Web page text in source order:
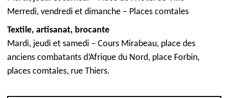
Merredi, vendredi et dimanche – Places comtales
Textile, artisanat, brocante
Mardi, jeudi et samedi – Cours Mirabeau, place des
anciens combatants d’Afrique du Nord, place Forbin,
places comtales, rue Thiers.